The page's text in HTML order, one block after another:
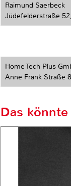
Raimund Saerbeck
Jüdefelderstraße 52,
Home Tech Plus
Anne Frank Straße
Das